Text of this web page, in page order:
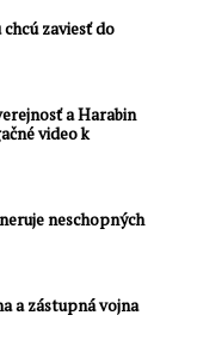
zaviesť do
a Harabin
video k
neschopných
a zástupná vojna